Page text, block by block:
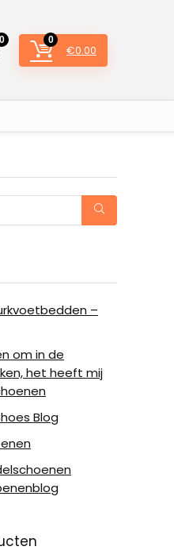
0 0
€0.00
–
om in de
het heeft mij
Blog